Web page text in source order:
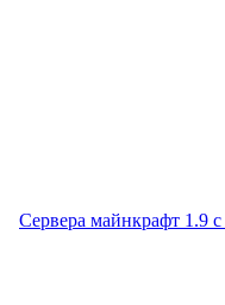
Сервера майнкрафт 1.9